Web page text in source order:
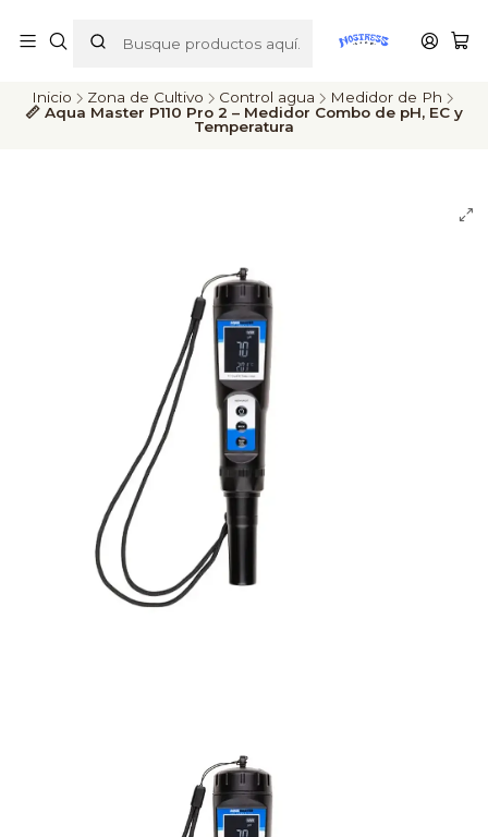
ENVÍOS A TODO CHILE
Inicio Zona de Cultivo Control agua
Medidor de Ph
📏 Aqua Master P110 Pro 2 – Medidor Combo de pH, EC y
Temperatura